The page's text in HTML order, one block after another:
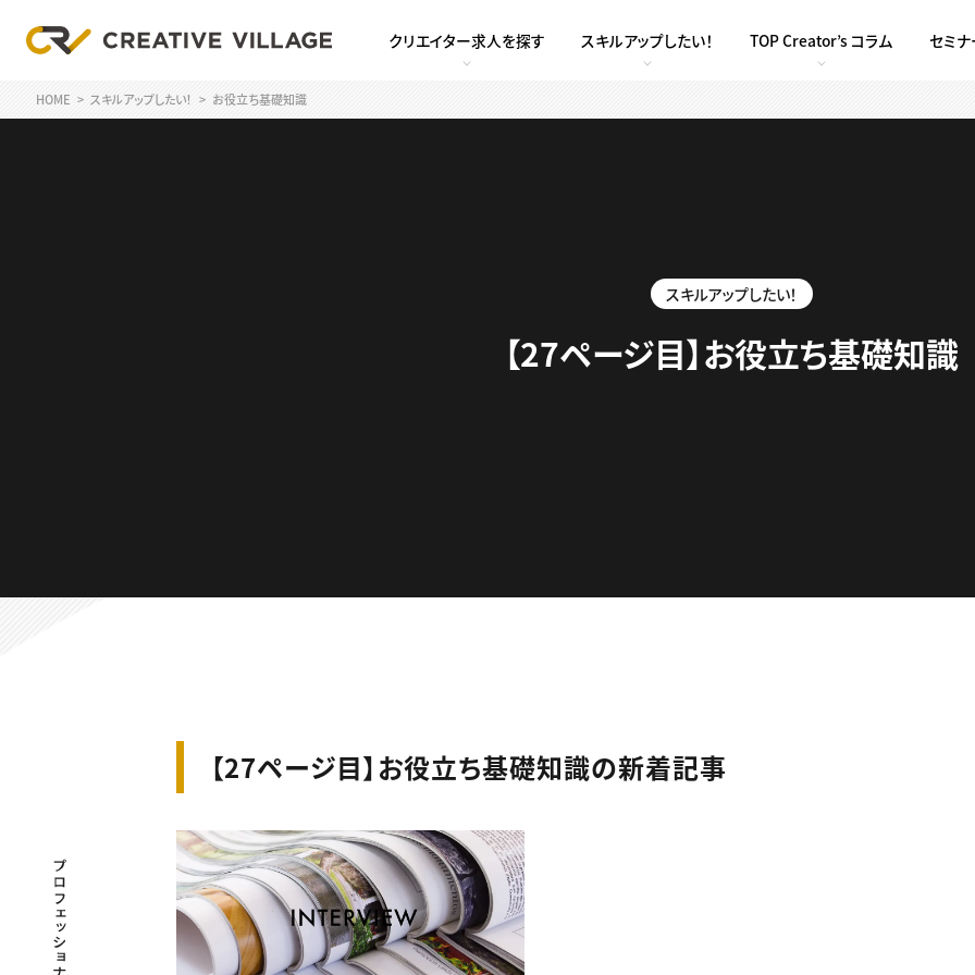
クリエイター求人を探す スキルアップしたい！ TOP Creator’s コラム セミ
HOME スキルアップしたい！ お役立ち基礎知識
スキルアップしたい！
【27ページ目】お役立ち基礎知識
プロフェッショナル×つながる×メディア
【27ページ目】お役立ち基礎知識の新着記事